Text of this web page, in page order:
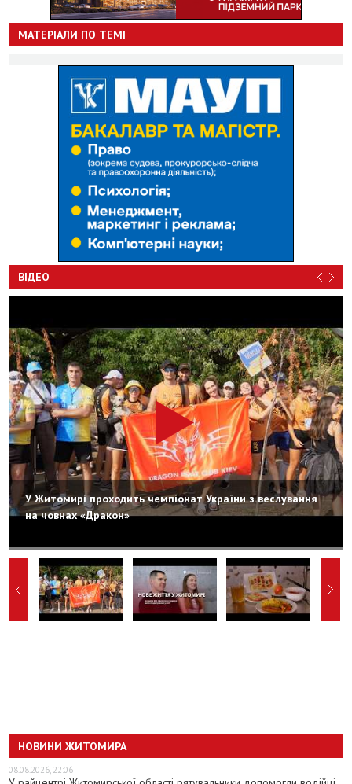
МАТЕРІАЛИ ПО ТЕМІ
ВІДЕО
У Житомирі проходить чемпіонат України з веслування
на човнах «Дракон»
НОВИНИ ЖИТОМИРА
08.08.2026, 22:06